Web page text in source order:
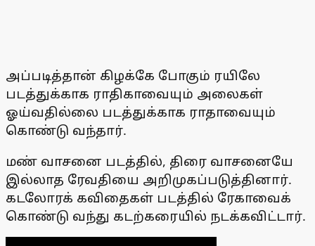
அப்படித்தான் கிழக்கே போகும் ரயிலே
படத்துக்காக ராதிகாவையும் அலைகள்
ஓய்வதில்லை படத்துக்காக ராதாவையும்
கொண்டு வந்தார்.
மண் வாசனை படத்தில், திரை வாசனையே
இல்லாத ரேவதியை அறிமுகப்படுத்தினார்.
கடலோரக் கவிதைகள் படத்தில் ரேகாவைக்
கொண்டு வந்து கடற்கரையில் நடக்கவிட்டார்.